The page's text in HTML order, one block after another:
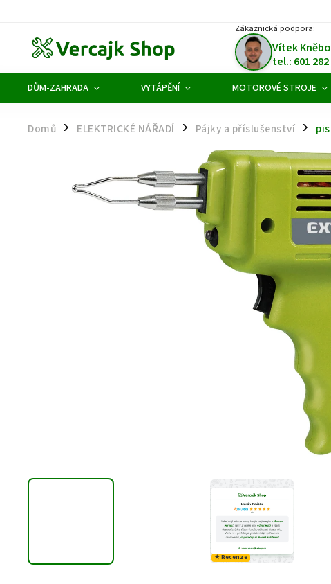
Zákaznická podpora:
Vítek
tel.: 601 282
DŮM-ZAHRADA VYTÁPĚNÍ MOTOROVÉ STROJE
Domů / ELEKTRICKÉ NÁŘADÍ / Pájky a příslušenství /
★ Recenze